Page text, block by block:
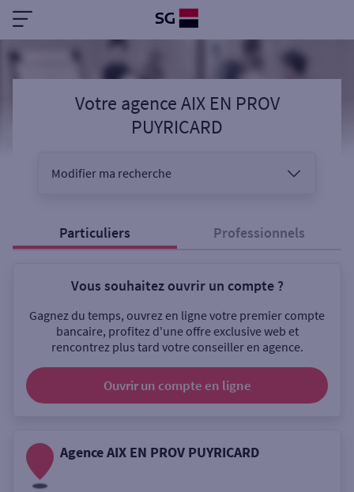
Votre agence AIX EN PROV
PUYRICARD
Modifier ma recherche
Sélectionnez votre recherche
Ouverte le samedi
Ouverte le lundi
Particuliers Professionnels
Vous souhaitez ouvrir un compte ?
Gagnez du temps, ouvrez en ligne votre premier compte
bancaire, profitez d'une offre exclusive web et
rencontrez plus tard votre conseiller en agence.
Ouvrir un compte en ligne
Agence AIX EN PROV PUYRICARD